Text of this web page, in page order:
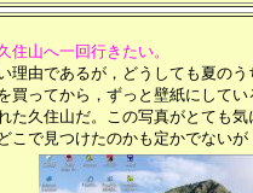
山へ一回行きたい。
理由であるが，どうしても夏の
買ってから，ずっと壁紙にしてい
た久住山だ。この写真がとても気
こで見つけたのかも定かでない